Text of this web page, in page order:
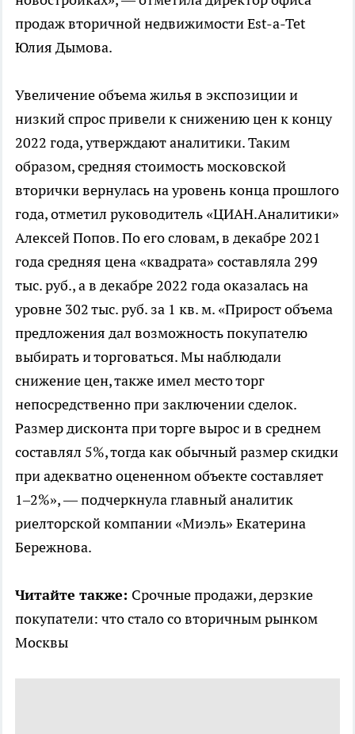
продаж вторичной недвижимости Est-a-Tet
Юлия Дымова.
Увеличение объема жилья в экспозиции и
низкий спрос привели к снижению цен к концу
2022 года, утверждают аналитики. Таким
образом, средняя стоимость московской
вторички вернулась на уровень конца прошлого
года, отметил руководитель «ЦИАН.Аналитики»
Алексей Попов. По его словам, в декабре 2021
года средняя цена «квадрата» составляла 299
тыс. руб., а в декабре 2022 года оказалась на
уровне 302 тыс. руб. за 1 кв. м. «Прирост объема
предложения дал возможность покупателю
выбирать и торговаться. Мы наблюдали
снижение цен, также имел место торг
непосредственно при заключении сделок.
Размер дисконта при торге вырос и в среднем
составлял 5%, тогда как обычный размер скидки
при адекватно оцененном объекте составляет
1–2%», — подчеркнула главный аналитик
риелторской компании «Миэль» Екатерина
Бережнова.
Читайте также: Срочные продажи, дерзкие
покупатели: что стало со вторичным рынком
Москвы